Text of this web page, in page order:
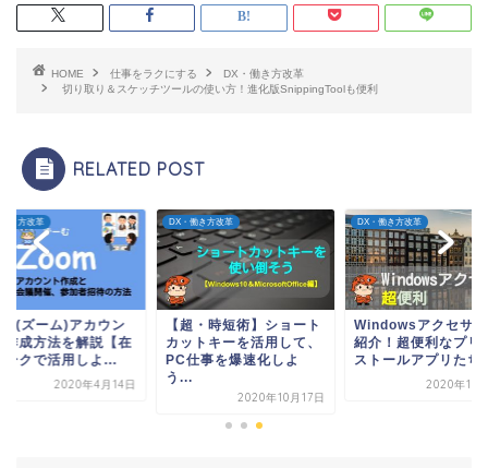
HOME 仕事をラクにする
DX・働き方改革
切り取り＆スケッチツールの使い方！進化版SnippingToolも便利
RELATED POST
き方改革
ズーム)アカウン
作成方法を解説【在
ークで活用しよ...
2020年4月14日
DX・働き方改革
【超・時短術】ショート
カットキーを活用して、
PC仕事を爆速化しよ
う...
2020年10月17日
DX・働き方改革
Windowsアクセサ
紹介！超便利なプリ
ストールアプリたち
2020年10